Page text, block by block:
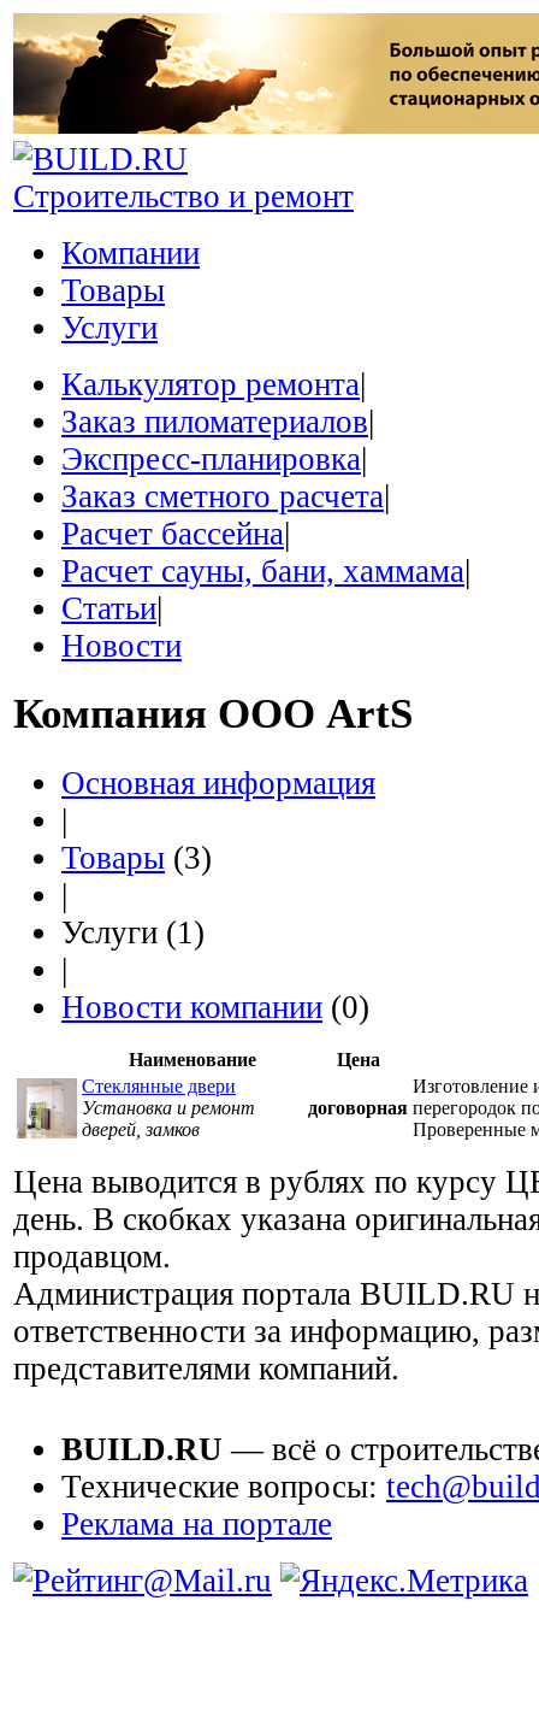
Строительство и ремонт
Компании
Товары
Услуги
Калькулятор ремонта|
Заказ пиломатериалов|
Экспресс-планировка|
Заказ сметного расчета|
Расчет бассейна|
Расчет сауны, бани, хаммама|
Статьи|
Новости
Компания ООО ArtS
Основная информация
|
Товары (3)
|
Услуги (1)
|
Новости компании (0)
Наименование
Цена
Стеклянные двери
Установка и ремонт
дверей, замков
договорная
Изготовление
перегородок
Проверенные
Цена выводится в рублях по курсу
день. В скобках указана
продавцом.
Администрация портала BUILD.RU
ответственности за информацию,
представителями компаний.
BUILD.RU — всё о
Технические вопросы:
Реклама на портале